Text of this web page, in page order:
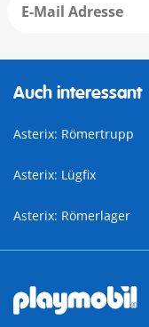
Auch interessant
Asterix: Römertrupp
Asterix: Lügfix
Asterix: Römerlager